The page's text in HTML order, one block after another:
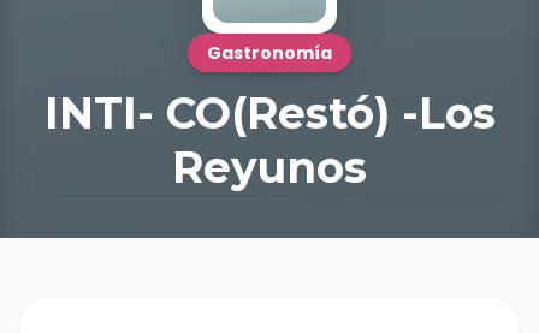
Gastronomía
INTI- CO(Restó) -Los
Reyunos